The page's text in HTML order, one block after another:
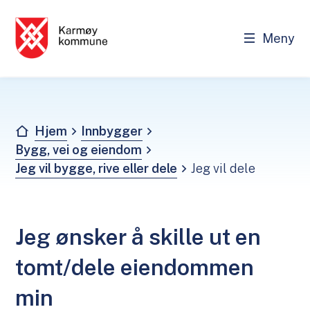
Meny
Du er her:
Hjem
Innbygger
Bygg, vei og eiendom
Jeg vil bygge, rive eller dele
Jeg vil dele
Jeg ønsker å skille ut en
tomt/dele eiendommen
min